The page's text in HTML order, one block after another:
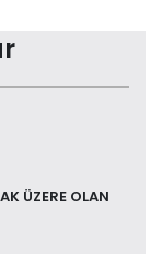
ÜZERE OLAN